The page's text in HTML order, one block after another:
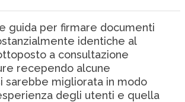
guida per firmare documenti
identiche al
a consultazione
recependo alcune
sarebbe migliorata in modo
degli utenti e quella